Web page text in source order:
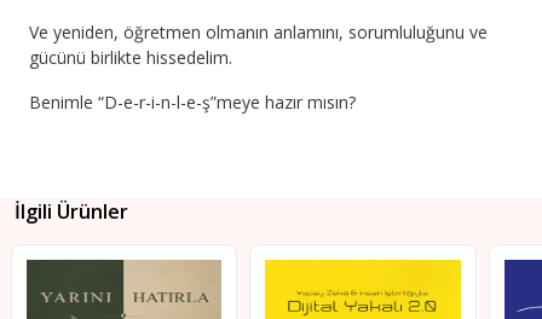
Ve yeniden, öğretmen olmanın anlamını, sorumluluğunu ve
gücünü birlikte hissedelim.
Benimle “D-e-r-i-n-l-e-ş”meye hazır mısın?
İlgili Ürünler